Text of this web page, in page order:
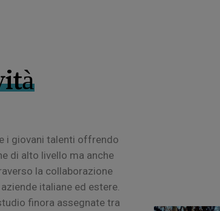
i giovani talenti offrendo
di alto livello ma anche
la collaborazione
italiane ed estere.
finora assegnate tra